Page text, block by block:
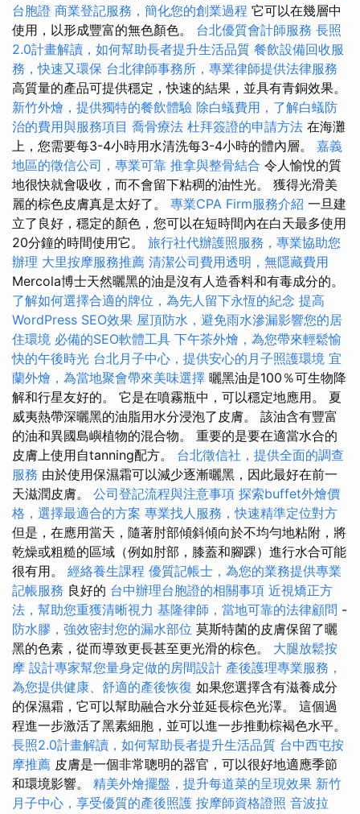
台胞證 商業登記服務，簡化您的創業過程 它可以在幾層中
使用，以形成豐富的無色顏色。 台北優質會計師服務 長照
2.0計畫解讀，如何幫助長者提升生活品質 餐飲設備回收服
務，快速又環保 台北律師事務所，專業律師提供法律服務
高質量的產品可提供穩定，快速的結果，並具有青銅效果。
新竹外燴，提供獨特的餐飲體驗 除白蟻費用，了解白蟻防
治的費用與服務項目 喬骨療法 杜拜簽證的申請方法 在海灘
上，您需要每3-4小時用水清洗每3-4小時的體內層。 嘉義
地區的徵信公司，專業可靠 推拿與整骨結合 令人愉悅的質
地很快就會吸收，而不會留下粘稠的油性光。 獲得光滑美
麗的棕色皮膚真是太好了。 專業CPA Firm服務介紹 一旦建
立了良好，穩定的顏色，您可以在短時間內在白天最多使用
20分鐘的時間使用它。 旅行社代辦護照服務，專業協助您
辦理 大里按摩服務推薦 清潔公司費用透明，無隱藏費用
Mercola博士天然曬黑的油是沒有人造香料和有毒成分的。
了解如何選擇合適的牌位，為先人留下永恆的紀念 提高
WordPress SEO效果 屋頂防水，避免雨水滲漏影響您的居
住環境 必備的SEO軟體工具 下午茶外燴，為您帶來輕鬆愉
快的午後時光 台北月子中心，提供安心的月子照護環境 宜
蘭外燴，為當地聚會帶來美味選擇 曬黑油是100％可生物降
解和行星友好的。 它是在噴霧瓶中，可以穩定地應用。 夏
威夷熱帶深曬黑的油脂用水分浸泡了皮膚。 該油含有豐富
的油和異國島嶼植物的混合物。 重要的是要在適當水合的
皮膚上使用自tanning配方。 台北徵信社，提供全面的調查
服務 由於使用保濕霜可以減少逐漸曬黑，因此最好在前一
天滋潤皮膚。 公司登記流程與注意事項 探索buffet外燴價
格，選擇最適合的方案 專業找人服務，快速精準定位對方
但是，在應用當天，隨著肘部傾斜傾向於不均勻地粘附，將
乾燥或粗糙的區域（例如肘部，膝蓋和腳踝）進行水合可能
很有用。 經絡養生課程 優質記帳士，為您的業務提供專業
記帳服務 良好的 台中辦理台胞證的相關事項 近視矯正方
法，幫助您重獲清晰視力 基隆律師，當地可靠的法律顧問 -
防水膠，強效密封您的漏水部位 莫斯特菌的皮膚保留了曬
黑的色素，從而導致更長甚至更光滑的棕色。 大腿放鬆按
摩 設計專家幫您量身定做的房間設計 產後護理專業服務，
為您提供健康、舒適的產後恢復 如果您選擇含有滋養成分
的保濕霜，它可以幫助融合水分並延長棕色光澤。 這個過
程進一步激活了黑素細胞，並可以進一步推動棕褐色水平。
長照2.0計畫解讀，如何幫助長者提升生活品質 台中西屯按
摩推薦 皮膚是一個非常聰明的器官，可以很好地適應季節
和環境影響。 精美外燴擺盤，提升每道菜的呈現效果 新竹
月子中心，享受優質的產後照護 按摩師資格證照 音波拉